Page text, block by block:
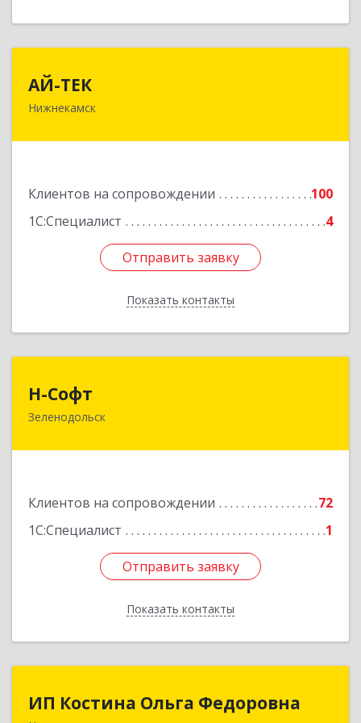
АЙ-ТЕК
Нижнекамск
Клиентов на сопровождении
100
1С:Специалист
4
Отправить заявку
Показать контакты
423570, Татарстан Респ, Нижнекамский р-н,
Подробнее
Отправить заявку
Назад
Н-Софт
Зеленодольск
Клиентов на сопровождении
72
1С:Специалист
1
Отправить заявку
Показать контакты
422521, Татарстан Респ (Татарстан),
Подробнее
Отправить заявку
Назад
ИП Костина Ольга Федоровна